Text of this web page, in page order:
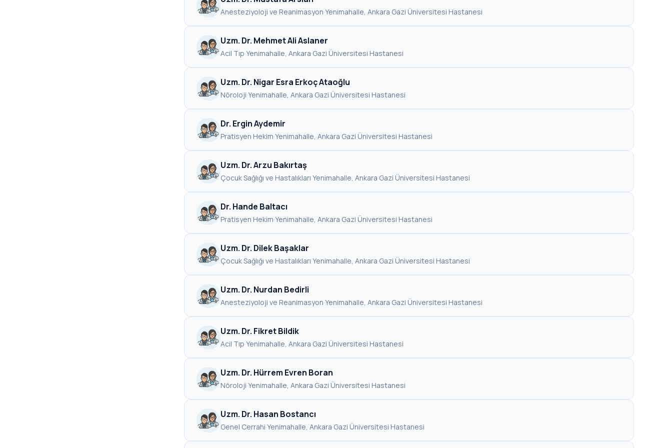
Anesteziyoloji ve Reanimasyon·Yenimahalle, Ankara·Gazi Üniversitesi Hastanesi
Uzm. Dr. Mehmet Ali Aslaner
Acil Tıp·Yenimahalle, Ankara·Gazi Üniversitesi Hastanesi
Uzm. Dr. Nigar Esra Erkoç Ataoğlu
Nöroloji·Yenimahalle, Ankara·Gazi Üniversitesi Hastanesi
Dr. Ergin Aydemir
Pratisyen Hekim·Yenimahalle, Ankara·Gazi Üniversitesi Hastanesi
Uzm. Dr. Arzu Bakırtaş
Çocuk Sağlığı ve Hastalıkları·Yenimahalle, Ankara·Gazi Üniversitesi Hastanesi
Dr. Hande Baltacı
Pratisyen Hekim·Yenimahalle, Ankara·Gazi Üniversitesi Hastanesi
Uzm. Dr. Dilek Başaklar
Çocuk Sağlığı ve Hastalıkları·Yenimahalle, Ankara·Gazi Üniversitesi Hastanesi
Uzm. Dr. Nurdan Bedirli
Anesteziyoloji ve Reanimasyon·Yenimahalle, Ankara·Gazi Üniversitesi Hastanesi
Uzm. Dr. Fikret Bildik
Acil Tıp·Yenimahalle, Ankara·Gazi Üniversitesi Hastanesi
Uzm. Dr. Hürrem Evren Boran
Nöroloji·Yenimahalle, Ankara·Gazi Üniversitesi Hastanesi
Uzm. Dr. Hasan Bostancı
Genel Cerrahi·Yenimahalle, Ankara·Gazi Üniversitesi Hastanesi